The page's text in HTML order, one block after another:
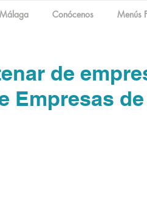
Conócenos Menús
de
Empresas